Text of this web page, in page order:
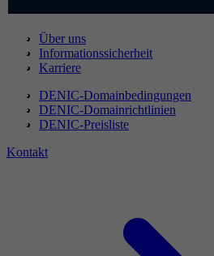
Über uns
Informationssicherheit
Karriere
DENIC-Domainbedingungen
DENIC-Domainrichtlinien
DENIC-Preisliste
Kontakt